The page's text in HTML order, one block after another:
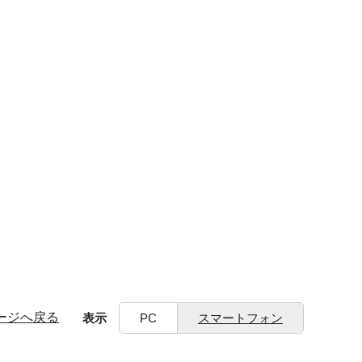
ジへ戻る 表示 PC スマートフォン